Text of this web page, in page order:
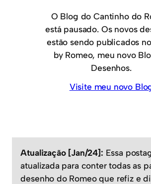
O Blog do Cantinho do
está pausado. Os novos
estão sendo publicados
by Romeo, meu novo
Desenhos.
Visite meu novo
Atualização [Jan/24]: Essa
atualizada para conter todas as
desenho do Romeo que refiz e